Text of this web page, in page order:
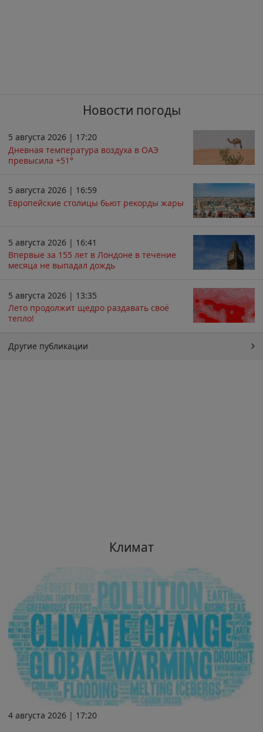
Новости погоды
5 августа 2026 | 17:20
Дневная температура воздуха в ОАЭ
превысила +51°
5 августа 2026 | 16:59
Европейские столицы бьют рекорды жары
5 августа 2026 | 16:41
Впервые за 155 лет в Лондоне в течение
месяца не выпадал дождь
5 августа 2026 | 13:35
Лето продолжит щедро раздавать своё
тепло!
Другие публикации
Климат
4 августа 2026 | 17:20